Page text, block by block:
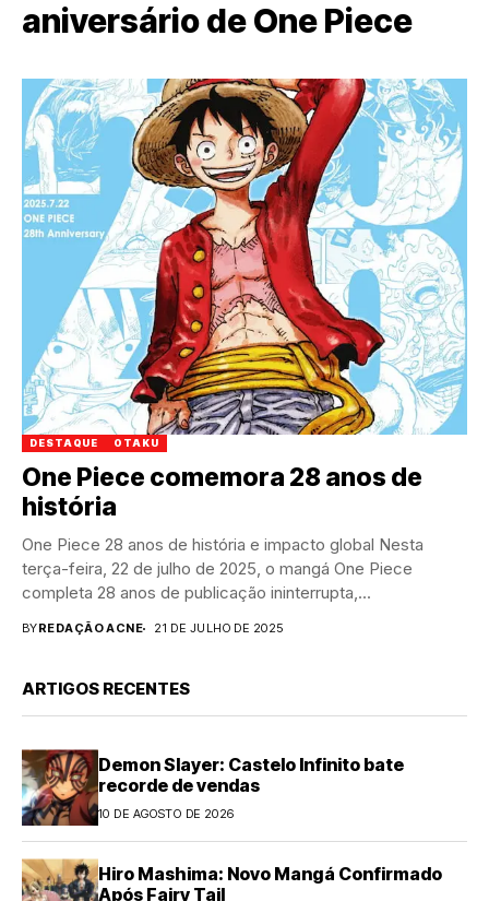
aniversário de One Piece
DESTAQUE OTAKU
One Piece comemora 28 anos de
história
One Piece 28 anos de história e impacto global Nesta
terça-feira, 22 de julho de 2025, o mangá One Piece
completa 28 anos de publicação ininterrupta,...
BYREDAÇÃO ACNE 21 DE JULHO DE 2025
ARTIGOS RECENTES
Demon Slayer: Castelo Infinito bate
recorde de vendas
10 DE AGOSTO DE 2026
Hiro Mashima: Novo Mangá Confirmado
Após Fairy Tail